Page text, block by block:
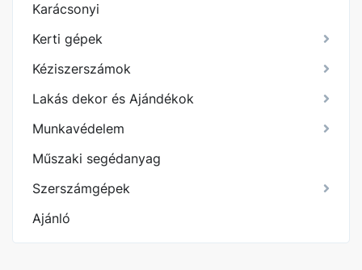
Karácsonyi
Kerti gépek
Kéziszerszámok
Lakás dekor és Ajándékok
Munkavédelem
Műszaki segédanyag
Szerszámgépek
Ajánló